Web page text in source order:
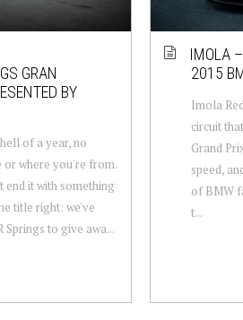
GRAN
BY
of a year, no
or where you're from.
end it with something
title right: we've
to give awa...
IMOLA
2015
Imola
circuit
Grand
speed,
of BMW
t...